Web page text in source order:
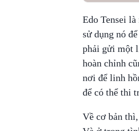
Edo Tensei
sử dụng nó
phải gửi một
hoàn chỉnh
nơi để linh
để có thể thi
Về cơ bản